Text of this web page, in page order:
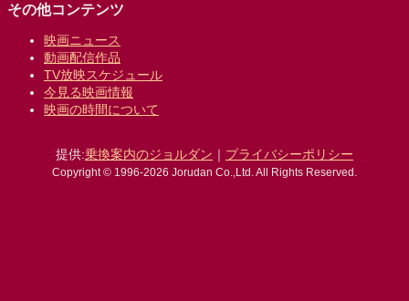
その他コンテンツ
映画ニュース
動画配信作品
TV放映スケジュール
今見る映画情報
映画の時間について
提供:乗換案内のジョルダン ｜ プライバシーポリシー
Copyright © 1996-2026 Jorudan Co.,Ltd. All Rights Reserved.